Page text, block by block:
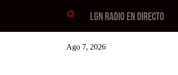
 LGN RADIO EN DIRECTO
Ago 7, 2026